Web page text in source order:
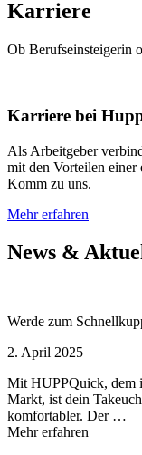
Karriere
Ob Berufseinsteigerin
Karriere bei
Als Arbeitgeber
mit den Vorteilen
Komm zu uns.
Mehr erfahren
News &
Werde zum
2. April 2025
Mit HUPPQuick, dem
Markt, ist dein
komfortabler. Der …
Mehr erfahren